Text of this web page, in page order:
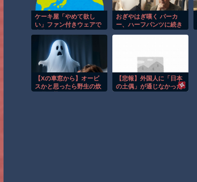
ケーキ屋「やめて欲し
い」ファン付きウェアで
音よりも深刻な“あの問
題”めぐり賛否
おぎやはぎ嘆く パーカ
ー、ハーフパンツに続き
【Xの車窓から】オービ
スかと思ったら野生の炊
【悲報】外国人に「日本
の土偶」が通じなかった